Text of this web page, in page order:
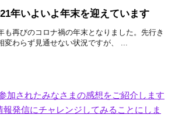
年いよいよ年末を迎えています
も再びのコロナ禍の年末となりました。先行き
変わらず見通せない状況ですが、 ...
加されたみなさまの感想をご紹介します
報発信にチャレンジしてみることにしま